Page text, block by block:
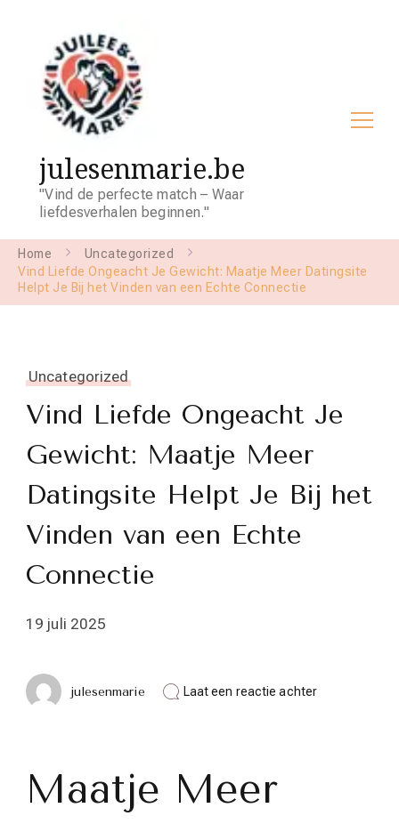
julesenmarie.be
"Vind de perfecte match – Waar
liefdesverhalen beginnen."
Home
Uncategorized
Vind Liefde Ongeacht Je Gewicht: Maatje Meer Datingsite
Helpt Je Bij het Vinden van een Echte Connectie
Uncategorized
Vind Liefde Ongeacht Je
Gewicht: Maatje Meer
Datingsite Helpt Je Bij het
Vinden van een Echte
Connectie
19 juli 2025
julesenmarie Laat een reactie achterop
Maatje Meer